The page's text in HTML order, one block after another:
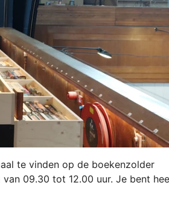
te vinden op de boekenzolder
09.30 tot 12.00 uur. Je bent